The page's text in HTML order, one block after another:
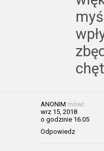
ANONIM mówi:
wrz 15, 2018
o godzinie 16:05
Odpowiedz